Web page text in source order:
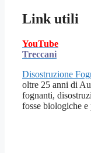
Link utili
YouTube
Treccani
Disostruzione
oltre 25 anni di
fognanti,
fosse biologiche